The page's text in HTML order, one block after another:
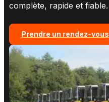
complète, rapide et fiable.
Prendre un rendez-vous